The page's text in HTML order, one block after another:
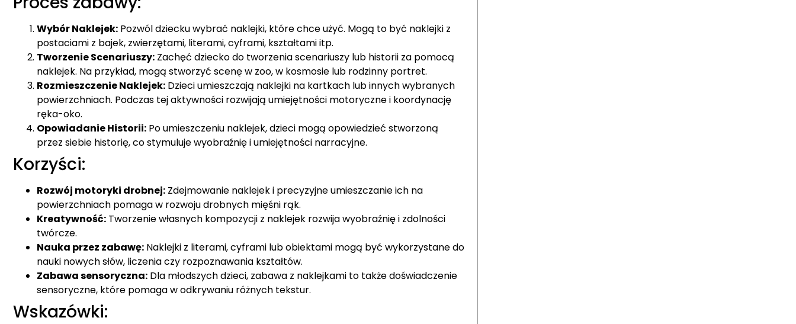
Wybór Naklejek: Pozwól dziecku wybrać naklejki, które chce użyć. Mogą to być naklejki z
postaciami z bajek, zwierzętami, literami, cyframi, kształtami itp.
Tworzenie Scenariuszy: Zachęć dziecko do tworzenia scenariuszy lub historii za pomocą
naklejek. Na przykład, mogą stworzyć scenę w zoo, w kosmosie lub rodzinny portret.
Rozmieszczenie Naklejek: Dzieci umieszczają naklejki na kartkach lub innych wybranych
powierzchniach. Podczas tej aktywności rozwijają umiejętności motoryczne i koordynację
ręka-oko.
Opowiadanie Historii: Po umieszczeniu naklejek, dzieci mogą opowiedzieć stworzoną
przez siebie historię, co stymuluje wyobraźnię i umiejętności narracyjne.
Korzyści:
Rozwój motoryki drobnej: Zdejmowanie naklejek i precyzyjne umieszczanie ich na
powierzchniach pomaga w rozwoju drobnych mięśni rąk.
Kreatywność: Tworzenie własnych kompozycji z naklejek rozwija wyobraźnię i zdolności
twórcze.
Nauka przez zabawę: Naklejki z literami, cyframi lub obiektami mogą być wykorzystane do
nauki nowych słów, liczenia czy rozpoznawania kształtów.
Zabawa sensoryczna: Dla młodszych dzieci, zabawa z naklejkami to także doświadczenie
sensoryczne, które pomaga w odkrywaniu różnych tekstur.
Wskazówki: